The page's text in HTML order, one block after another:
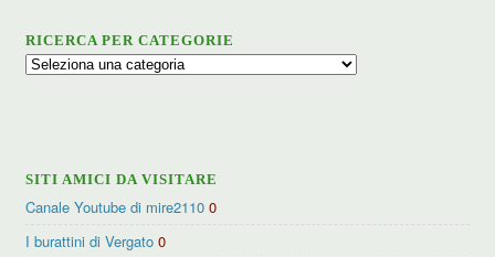
RICERCA PER CATEGORIE
Ricerca
SITI AMICI DA VISITARE
Canale Youtube di mire2110 0
I burattini di Vergato 0